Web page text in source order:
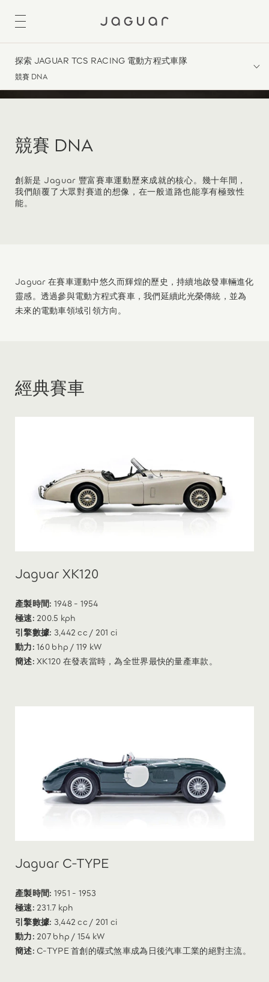
探索 JAGUAR TCS RACING 電動方程式車隊
競賽 DNA
競賽 DNA
創新是 Jaguar 豐富賽車運動歷來成就的核心。幾十年間，
我們顛覆了大眾對賽道的想像，在一般道路也能享有極致性
能。
Jaguar 在賽車運動中悠久而輝煌的歷史，持續地啟發車輛進化
靈感。透過參與電動方程式賽車，我們延續此光榮傳統，並為
未來的電動車領域引領方向。
經典賽車
Jaguar XK120
產製時間: 1948 - 1954
極速: 200.5 kph
引擎數據: 3,442 cc / 201 ci
動力:160 bhp / 119 kW
簡述:XK120 在發表當時，為全世界最快的量產車款。
Jaguar C-TYPE
產製時間: 1951 - 1953
極速: 231.7 kph
引擎數據: 3,442 cc / 201 ci
動力: 207 bhp / 154 kW
簡述: C-TYPE 首創的碟式煞車成為日後汽車工業的絕對主流。